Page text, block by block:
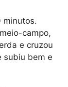
minutos.
campo,
e cruzou
subiu bem e